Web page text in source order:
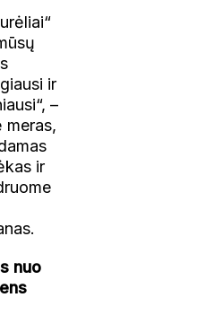
ir
–
meras,
ir
nuo